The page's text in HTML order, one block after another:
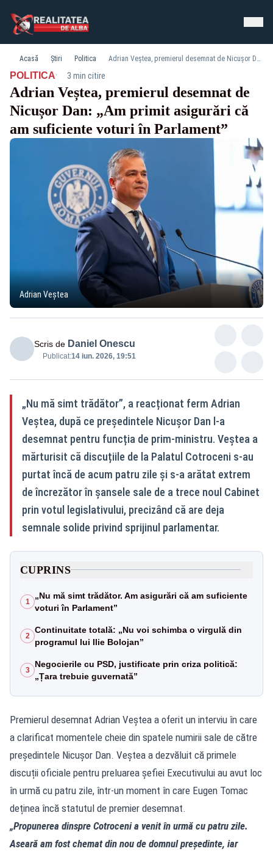
Acasă Știri Politica Adrian Veștea, premierul desemnat de Nicușor Dan: „Am primit asigurări că am suficiente voturi în Parlament”
POLITICA· 3 min citire
Adrian Veștea, premierul desemnat de
Nicușor Dan: „Am primit asigurări că
am suficiente voturi în Parlament”
Adrian Veștea
Scris de Daniel Onescu
Publicat:14 iun. 2026, 19:51
„Nu mă simt trădător”, a reacționat ferm Adrian
Veștea, după ce președintele Nicușor Dan l-a
desemnat pentru funcția de prim-ministru. Veștea a
mărturisit că discuțiile de la Palatul Cotroceni s-au
purtat încă de acum patru zile și s-a arătat extrem
de încrezător în șansele sale de a trece noul Cabinet
prin votul legislativului, precizând că are deja
semnale solide privind sprijinul parlamentar.
CUPRINS
1
„Nu mă simt trădător. Am asigurări că am suficiente
voturi în Parlament”
2
Continuitate totală: „Nu voi schimba o virgulă din
programul lui Ilie Bolojan”
3
Negocierile cu PSD, justificate prin criza politică:
„Țara trebuie guvernată”
Premierul desemnat Adrian Veștea a oferit un interviu în care
a clarificat momentele cheie din spatele numirii sale de către
președintele Nicușor Dan. Veștea a dezvăluit că primele
discuții oficiale pentru preluarea șefiei Executivului au avut loc
în urmă cu patru zile, într-un moment în care Eugen Tomac
deținea încă statutul de premier desemnat.
„Propunerea dinspre Cotroceni a venit în urmă cu patru zile.
Aseară am fost chemat din nou de domnul președinte, iar